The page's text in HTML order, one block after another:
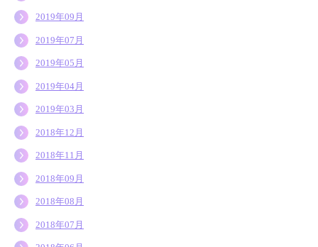
2019年09月
2019年07月
2019年05月
2019年04月
2019年03月
2018年12月
2018年11月
2018年09月
2018年08月
2018年07月